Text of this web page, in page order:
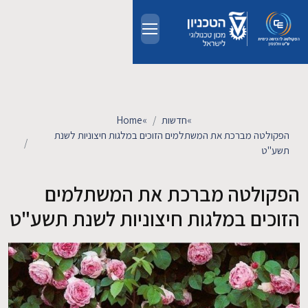
לימודים
מחקר
חדשות ואירועים
קשרי תעשייה
צרו קשר
Home» חדשות»
הפקולטה מברכת את המשתלמים הזוכים במלגות חיצוניות לשנת
תשע"ט
הפקולטה מברכת את המשתלמים
הזוכים במלגות חיצוניות לשנת תשע"ט